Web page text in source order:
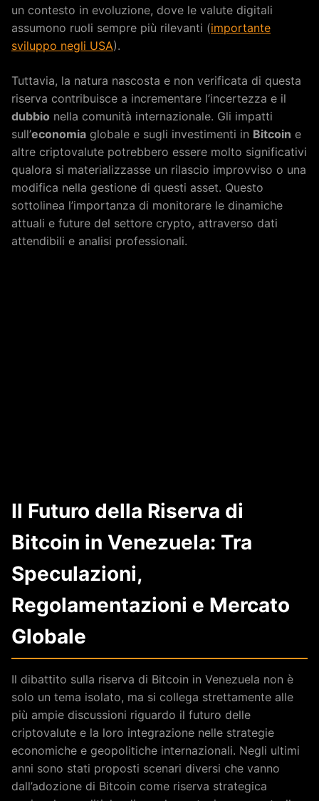
un contesto in evoluzione, dove le valute digitali
assumono ruoli sempre più rilevanti (importante
sviluppo negli USA).
Tuttavia, la natura nascosta e non verificata di questa
riserva contribuisce a incrementare l’incertezza e il
dubbio nella comunità internazionale. Gli impatti
sull’economia globale e sugli investimenti in Bitcoin e
altre criptovalute potrebbero essere molto significativi
qualora si materializzasse un rilascio improvviso o una
modifica nella gestione di questi asset. Questo
sottolinea l’importanza di monitorare le dinamiche
attuali e future del settore crypto, attraverso dati
attendibili e analisi professionali.
Il Futuro della Riserva di
Bitcoin in Venezuela: Tra
Speculazioni,
Regolamentazioni e Mercato
Globale
Il dibattito sulla riserva di Bitcoin in Venezuela non è
solo un tema isolato, ma si collega strettamente alle
più ampie discussioni riguardo il futuro delle
criptovalute e la loro integrazione nelle strategie
economiche e geopolitiche internazionali. Negli ultimi
anni sono stati proposti scenari diversi che vanno
dall’adozione di Bitcoin come riserva strategica